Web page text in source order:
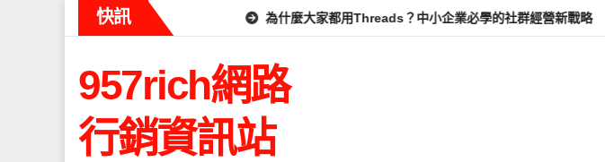
快訊 為什麼大家都用Threads？中小企業必學的社群經營新戰略
957rich網路
行銷資訊站